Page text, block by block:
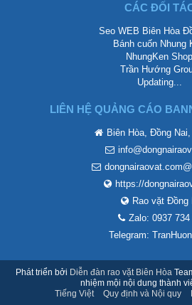
CÁC ĐỐI
Seo WEB Biên Hòa
Bánh cuốn Nhung
NhungKen Shop
Trần Hướng
Updating...
LIÊN HỆ QUẢNG CÁO
Biên Hòa, Đồng
https://
Rao vặt Đồng
Zalo: 0937 734
Telegram:
Phát triển bởi Diễn đàn rao vặt Biên Hòa
nhiệm mội nội dung thành
Tiếng Việt
Quy định và Nội quy